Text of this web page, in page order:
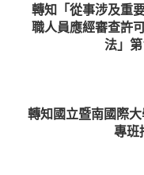
轉知「從事涉及重
職人員應經審查許
法」
轉知國立暨南國際
專班